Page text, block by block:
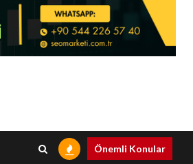
Önemli Konular